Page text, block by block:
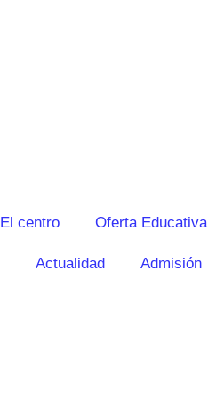
El centro Oferta Educativa
Actualidad Admisión